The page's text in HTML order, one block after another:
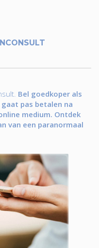
Bel goedkoper als
pas betalen na
medium. Ontdek
van een paranormaal